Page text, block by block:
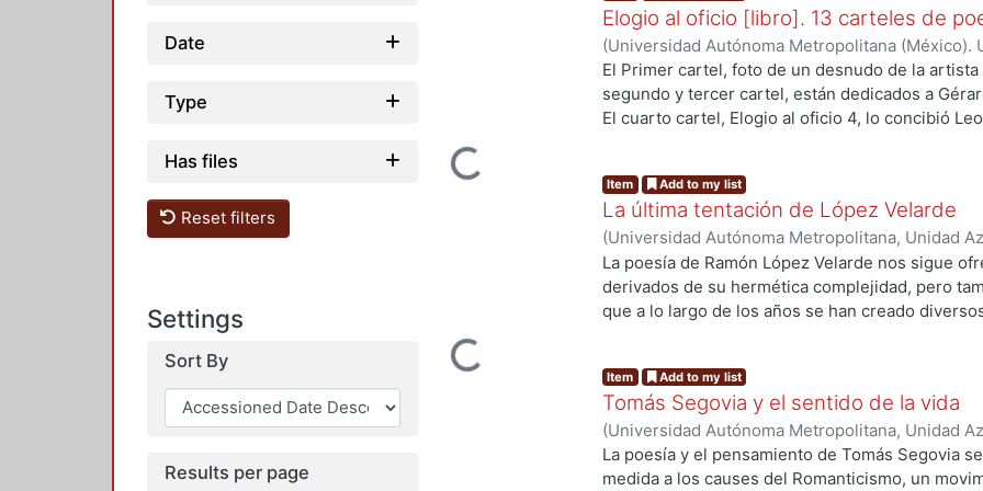
Date
Type
Has files
Reset filters
Settings
Sort By
Results per page
Loading...
Elogio al oficio [libro]. 13 carteles de
(Universidad Autónoma Metropolitana (México).
Ciencias Sociales y Humanidades.,2013-01)
López Aguilar, Enrique;Rémura, Adriano;
Hiroko Ito Sugiyama, Gloria Josephine;López
El Primer cartel, foto de un desnudo de la
segundo y tercer cartel, están dedicados a
El cuarto cartel, Elogio al oficio 4, lo concibió
Guillert -- El cartel 7, fue compleja su
José Juan Tablada, El Sauz -- El poema del
Paul Valéry, es una sabia y prístina meditación
vida -- El cartel 9 esta dedicado a "Los heraldos
César Vallejo -- El cartel 10, poema de e. e.
de Aubin Arroyo -- En el cartel 11, de Enrique
poema elegido, fue uno de los poemas
llamados cuicapicque, sobrevivientes a la
en medio del lago de la Tenochtitlan.
Loading...
Item Add to my list
La última tentación de López Velarde
(Universidad Autónoma Metropolitana, Unidad
Sociales y Humanidades, Departamento de
Carlos
La poesía de Ramón López Velarde nos sigue
derivados de su hermética complejidad, pero
que a lo largo de los años se han creado
lectura ajena al lugar común, como a él le
perspectivas acerca de sus muy diversos
nos permite aportar, tal vez, una perspectiva
de su obra. Su erotismo rayaba en lo religioso y
bien observó Villaurrutia, pero sus
Item Add to my list
Tomás Segovia y el sentido de la vida
(Universidad Autónoma Metropolitana, Unidad
Sociales y Humanidades, Departamento de
Carlos
La poesía y el pensamiento de Tomás Segovia
medida a los causes del Romanticismo, un